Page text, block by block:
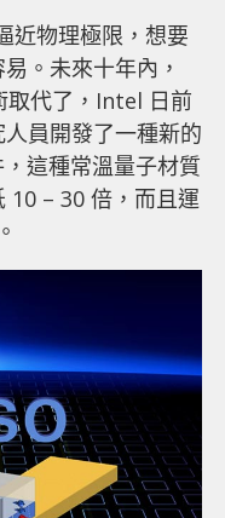
近物理極限，想要
。未來十年內，
取代了，Intel 日前
人員開發了一種新的
這種常溫量子材質
10 – 30 倍，而且運